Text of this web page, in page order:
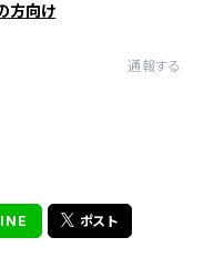
方向け
通報する
ポスト